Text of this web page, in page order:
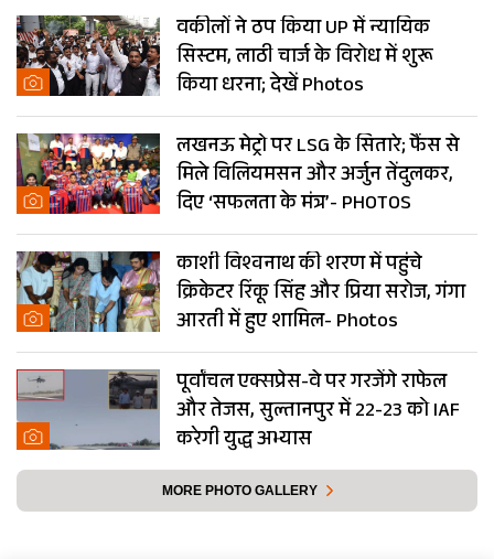
वकीलों ने ठप किया UP में न्यायिक
सिस्टम, लाठी चार्ज के विरोध में शुरू
किया धरना; देखें Photos
लखनऊ मेट्रो पर LSG के सितारे; फैंस से
मिले विलियमसन और अर्जुन तेंदुलकर,
दिए ‘सफलता के मंत्र’- PHOTOS
काशी विश्वनाथ की शरण में पहुंचे
क्रिकेटर रिंकू सिंह और प्रिया सरोज, गंगा
आरती में हुए शामिल- Photos
पूर्वांचल एक्सप्रेस-वे पर गरजेंगे राफेल
और तेजस, सुल्तानपुर में 22-23 को IAF
करेगी युद्ध अभ्यास
MORE PHOTO GALLERY